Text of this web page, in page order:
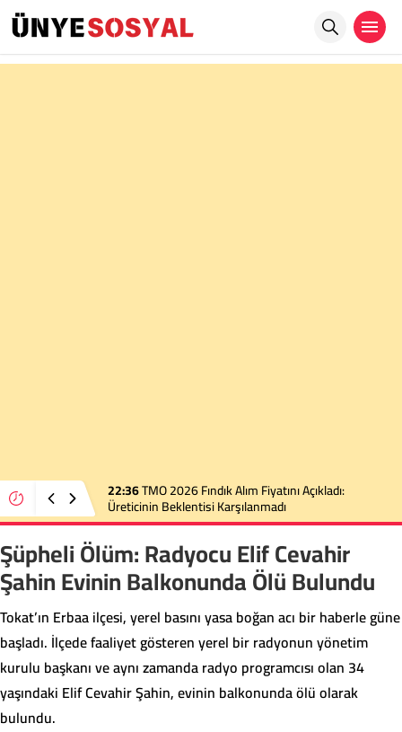
22:36TMO 2026 Fındık Alım Fiyatını Açıkladı:
Üreticinin Beklentisi Karşılanmadı
Şüpheli Ölüm: Radyocu Elif Cevahir
Şahin Evinin Balkonunda Ölü Bulundu
Tokat’ın Erbaa ilçesi, yerel basını yasa boğan acı bir haberle güne
başladı. İlçede faaliyet gösteren yerel bir radyonun yönetim
kurulu başkanı ve aynı zamanda radyo programcısı olan 34
yaşındaki Elif Cevahir Şahin, evinin balkonunda ölü olarak
bulundu.